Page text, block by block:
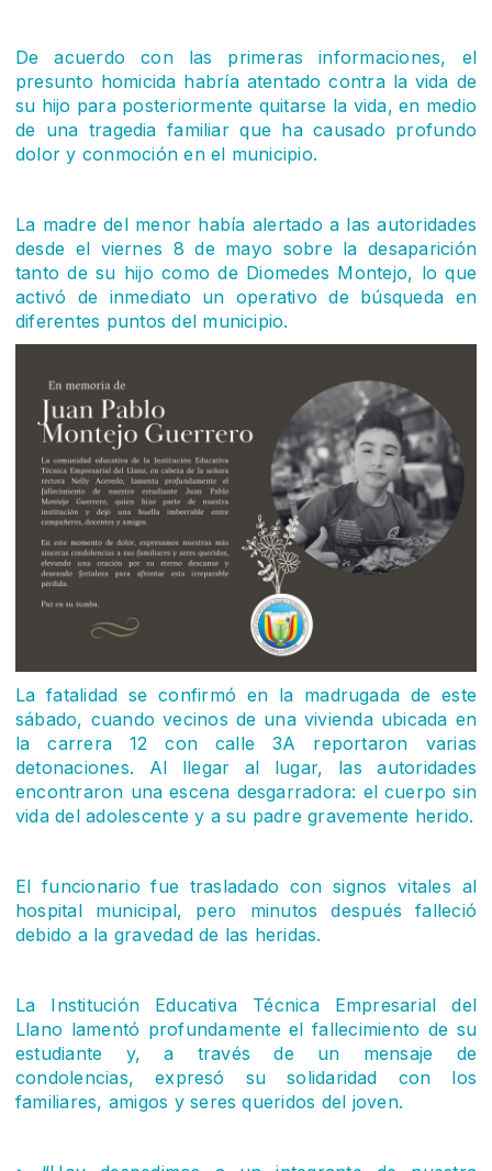
De acuerdo con las primeras informaciones, el
presunto homicida habría atentado contra la vida de
su hijo para posteriormente quitarse la vida, en medio
de una tragedia familiar que ha causado profundo
dolor y conmoción en el municipio.
La madre del menor había alertado a las autoridades
desde el viernes 8 de mayo sobre la desaparición
tanto de su hijo como de Diomedes Montejo, lo que
activó de inmediato un operativo de búsqueda en
diferentes puntos del municipio.
La fatalidad se confirmó en la madrugada de este
sábado, cuando vecinos de una vivienda ubicada en
la carrera 12 con calle 3A reportaron varias
detonaciones. Al llegar al lugar, las autoridades
encontraron una escena desgarradora: el cuerpo sin
vida del adolescente y a su padre gravemente herido.
El funcionario fue trasladado con signos vitales al
hospital municipal, pero minutos después falleció
debido a la gravedad de las heridas.
La Institución Educativa Técnica Empresarial del
Llano lamentó profundamente el fallecimiento de su
estudiante y, a través de un mensaje de
condolencias, expresó su solidaridad con los
familiares, amigos y seres queridos del joven.